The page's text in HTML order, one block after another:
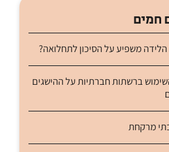
חמים
משפיע על הסיכון לתחלואה?
ברשתות חברתיות על ההישגים
מרקחת